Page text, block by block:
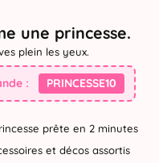
une princesse.
plein les yeux.
: PRINCESSE10
prête en 2 minutes
et décos assortis